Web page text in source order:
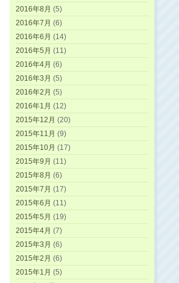
2016年8月 (5)
2016年7月 (6)
2016年6月 (14)
2016年5月 (11)
2016年4月 (6)
2016年3月 (5)
2016年2月 (5)
2016年1月 (12)
2015年12月 (20)
2015年11月 (9)
2015年10月 (17)
2015年9月 (11)
2015年8月 (6)
2015年7月 (17)
2015年6月 (11)
2015年5月 (19)
2015年4月 (7)
2015年3月 (6)
2015年2月 (6)
2015年1月 (5)